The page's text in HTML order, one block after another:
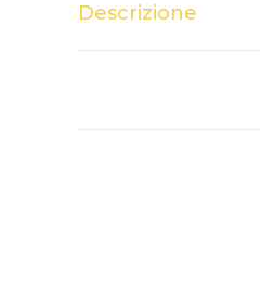
Descrizione